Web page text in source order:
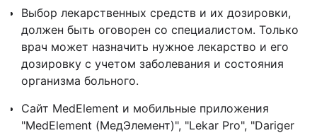
Выбор лекарственных средств и их дозировки,
должен быть оговорен со специалистом. Только
врач может назначить нужное лекарство и его
дозировку с учетом заболевания и состояния
организма больного.
Сайт MedElement и мобильные приложения
"MedElement (МедЭлемент)", "Lekar Pro", "Dariger